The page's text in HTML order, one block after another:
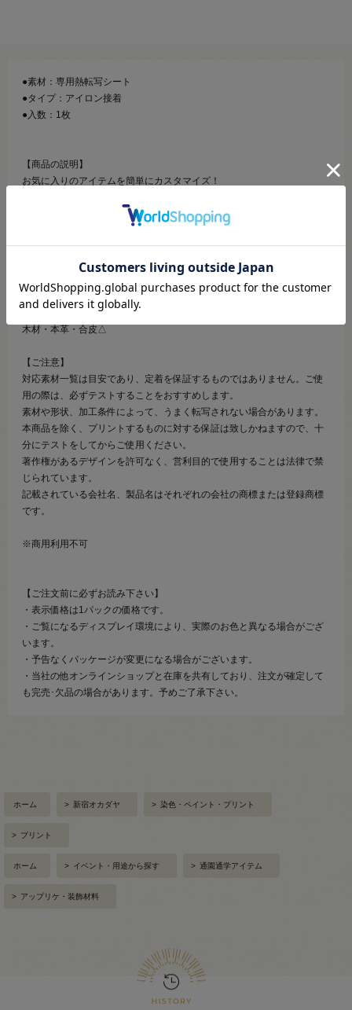
●素材：専用熱転写シート
●タイプ：アイロン接着
●入数：1枚
【商品の説明】
お気に入りのアイテムを簡単にカスタマイズ！
キャラぴたを使えば、キャラクターを身近なものに簡単にプリントでき
洗濯や摩擦にも強いので、安心して日常使いのアイテムにプリントして
【対応素材】
綿・ポリエステル・ナイロン○
木材・本革・合皮△
【ご注意】
対応素材一覧は目安であり、定着を保証するものではありません。ご使
用の際は、必ずテストすることをおすすめします。
素材や形状、加工条件によって、うまく転写されない場合があります。
本商品を除く、プリントするものに対する保証は致しかねますので、十
分にテストをしてからご使用ください。
著作権があるデザインを許可なく、営利目的で使用することは法律で禁
じられています。
記載されている会社名、製品名はそれぞれの会社の商標または登録商標
です。
※商用利用不可
【ご注文前に必ずお読み下さい】
・表示価格は1パックの価格です。
・ご覧になるディスプレイ環境により、実際のお色と異なる場合がござ
います。
・予告なくパッケージが変更になる場合がございます。
・当社の他オンラインショップと在庫を共有しており、注文が確定して
も完売･欠品の場合があります。予めご了承下さい。
ホーム > 新宿オカダヤ > 染色・ペイント・プリント
> プリント
ホーム > イベント・用途から探す > 通園通学アイテム
> アップリケ・装飾材料